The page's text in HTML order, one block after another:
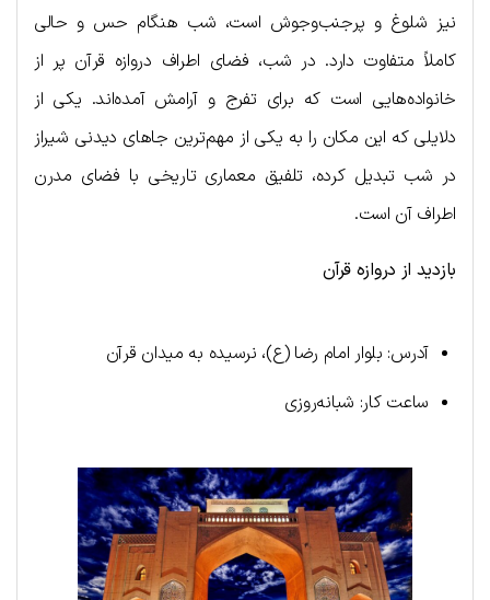
نیز شلوغ و پرجنب‌وجوش است، شب هنگام حس و حالی
کاملاً متفاوت دارد. در شب، فضای اطراف دروازه قرآن پر از
خانواده‌هایی است که برای تفرج و آرامش آمده‌اند. یکی از
دلایلی که این مکان را به یکی از مهم‌ترین جاهای دیدنی شیراز
در شب تبدیل کرده، تلفیق معماری تاریخی با فضای مدرن
اطراف آن است.
بازدید از دروازه قرآن
آدرس: بلوار امام رضا (ع)، نرسیده به میدان قرآن
ساعت کار: شبانه‌روزی